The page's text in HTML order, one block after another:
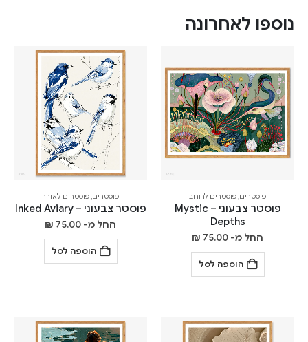
נוספו לאחרונה
פוסטרים,פוסטרים לרוחב
פוסטר צבעוני – Mystic
Depths
החל מ- ₪ 75.00
הוספה לסל
פוסטרים,פוסטרים לאורך
פוסטר צבעוני – Inked Aviary
החל מ- ₪ 75.00
הוספה לסל